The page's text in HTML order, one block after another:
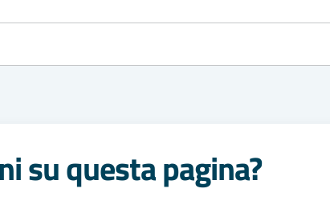
su questa pagina?